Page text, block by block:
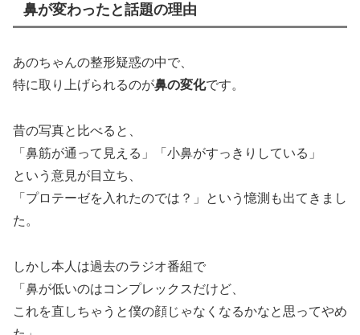
鼻が変わったと話題の理由
あのちゃんの整形疑惑の中で、
特に取り上げられるのが鼻の変化です。
昔の写真と比べると、
「鼻筋が通って見える」「小鼻がすっきりしている」
という意見が目立ち、
「プロテーゼを入れたのでは？」という憶測も出てきまし
た。
しかし本人は過去のラジオ番組で
「鼻が低いのはコンプレックスだけど、
これを直しちゃうと僕の顔じゃなくなるかなと思ってやめ